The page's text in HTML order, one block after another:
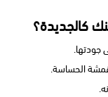
كالجديدة؟
جودتها.
الحساسة.